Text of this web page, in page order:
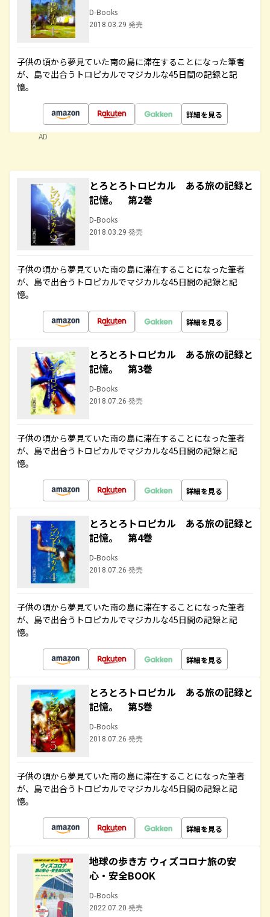
D-Books
2018.03.29 発売
子供の頃から夢見ていた南の島に滞在することになった筆者
が、島で出合うトロピカルでマジカルな45日間の記録と記
憶。
詳細を見る
AD
とろとろトロピカル ある旅の記録と
記憶。 第2巻
D-Books
2018.03.29 発売
子供の頃から夢見ていた南の島に滞在することになった筆者
が、島で出合うトロピカルでマジカルな45日間の記録と記
憶。
詳細を見る
とろとろトロピカル ある旅の記録と
記憶。 第3巻
D-Books
2018.07.26 発売
子供の頃から夢見ていた南の島に滞在することになった筆者
が、島で出合うトロピカルでマジカルな45日間の記録と記
憶。
詳細を見る
とろとろトロピカル ある旅の記録と
記憶。 第4巻
D-Books
2018.07.26 発売
子供の頃から夢見ていた南の島に滞在することになった筆者
が、島で出合うトロピカルでマジカルな45日間の記録と記
憶。
詳細を見る
とろとろトロピカル ある旅の記録と
記憶。 第5巻
D-Books
2018.07.26 発売
子供の頃から夢見ていた南の島に滞在することになった筆者
が、島で出合うトロピカルでマジカルな45日間の記録と記
憶。
詳細を見る
地球の歩き方 ウィズコロナ旅の安
心・安全BOOK
D-Books
2022.07.20 発売